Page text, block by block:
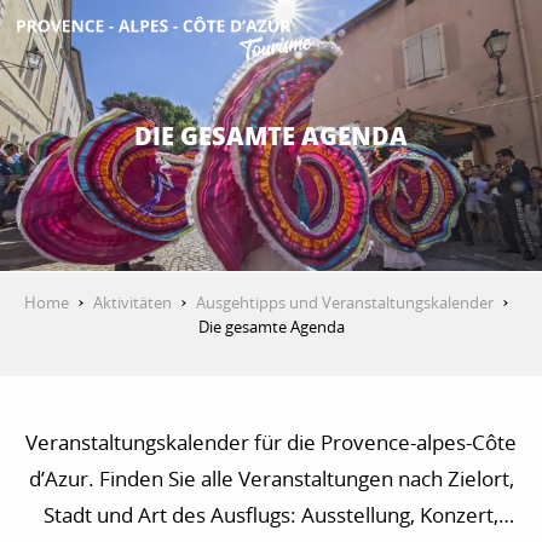
Aller
contenu
principal
ENTDECKEN
AKTIVITÄTEN
AUFENTHALT
DIE GESAMTE AGENDA
Home Aktivitäten
Ausgehtipps und Veranstaltungskalender
Die gesamte Agenda
Veranstaltungskalender für die Provence-alpes-Côte
d’Azur. Finden Sie alle Veranstaltungen nach Zielort,
Stadt und Art des Ausflugs: Ausstellung, Konzert,